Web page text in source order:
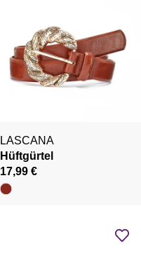
LASCANA
Hüftgürtel
17,99 €